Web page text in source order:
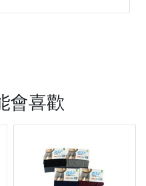
會喜歡